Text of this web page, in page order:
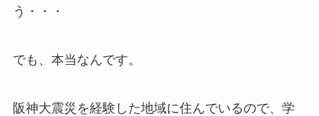
う・・・
でも、本当なんです。
阪神大震災を経験した地域に住んでいるので、学